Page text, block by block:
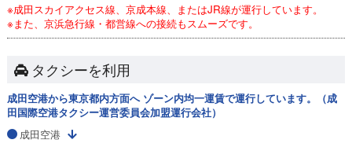
※成田スカイアクセス線、京成本線、またはJR線が運行しています。
※また、京浜急行線・都営線への接続もスムーズです。
タクシーを利用
成田空港から東京都内方面へ ゾーン内均一運賃で運行しています。（成
田国際空港タクシー運営委員会加盟運行会社）
成田空港